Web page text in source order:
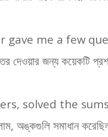
gave me a few
দেওয়ার জন্য কয়েকটি
solved the
, অঙ্কগুলি সমাধান